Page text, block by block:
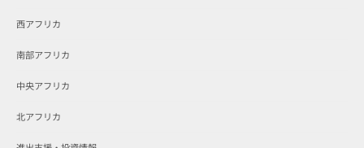
西アフリカ
南部アフリカ
中央アフリカ
北アフリカ